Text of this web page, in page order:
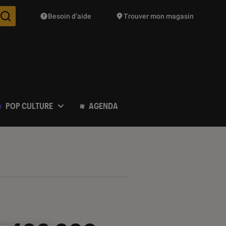
Des suggestions de produits vont vous être proposées
Besoin d’aide Trouver mon magasin
POP CULTURE AGENDA